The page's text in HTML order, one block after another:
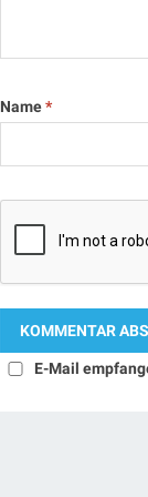
Name*
E-Mail